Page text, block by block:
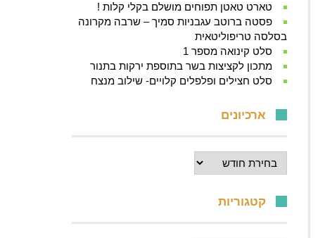
טארט טאטן תפוחים מושלם בקלי קלות !
פסטה ברוטב עגבניות סמיך – שרבה מקרונה
בסלסה טריפוליטאית
סלט קינואה מספר 1
מתכון לקציצות בשר בתוספת ירקות בתנור
סלט חצילים ופלפלים קלויים- שילוב מנצח
ארכיונים
ארכיונים
קטגוריות